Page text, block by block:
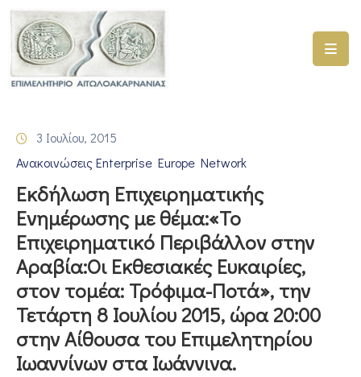
ΑΡΧΙΚΗ
ΓΕΜΗ
–
ΠΡΟΓΡΑΜΜΑΤΑ
ΕΠΙΜΕΛΗΤΗΡΙΟΥ
ΣΥΜΜΕΤΟΧΗ
ΣΕ
ΕΤΑΙΡΕΙΕΣ
ΕΠΙΚΑΙΡΟΤΗΤΑ
3 Ιουλίου, 2015
Ανακοινώσεις Enterprise Europe Network
Εκδήλωση Επιχειρηματικής
Ενημέρωσης με θέμα:«Το
Επιχειρηματικό Περιβάλλον στην
Αραβία:Οι Εκθεσιακές Ευκαιρίες,
στον τομέα: Τρόφιμα-Ποτά», την
Τετάρτη 8 Ιουλίου 2015, ώρα 20:00
στην Αίθουσα του Επιμελητηρίου
Ιωαννίνων στα Ιωάννινα.